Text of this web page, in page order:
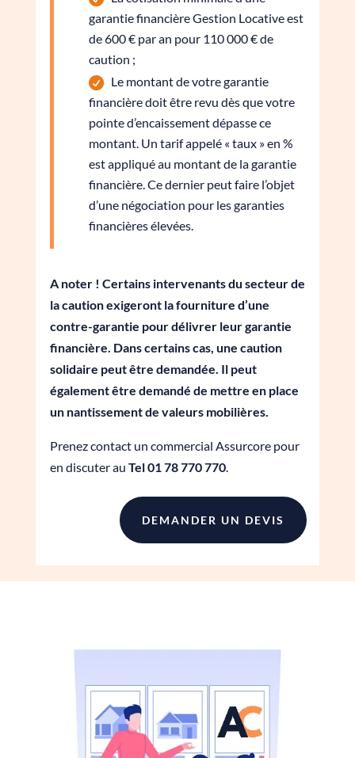
garantie financière Gestion Locative est
de 600 € par an pour 110 000 € de
caution ;
Le montant de votre garantie
financière doit être revu dès que votre
pointe d’encaissement dépasse ce
montant. Un tarif appelé « taux » en %
est appliqué au montant de la garantie
financière. Ce dernier peut faire l’objet
d’une négociation pour les garanties
financières élevées.
A noter ! Certains intervenants du secteur de
la caution exigeront la fourniture d’une
contre-garantie pour délivrer leur garantie
financière. Dans certains cas, une caution
solidaire peut être demandée. Il peut
également être demandé de mettre en place
un nantissement de valeurs mobilières.
Prenez contact un commercial Assurcore pour
en discuter au Tel 01 78 770 770.
DEMANDER UN DEVIS